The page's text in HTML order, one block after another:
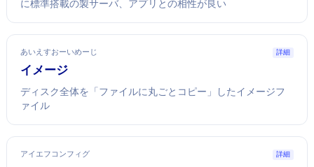
Windowsに標準搭載のMicrosoft製Webサーバ、.NETアプリとの相性が良い
あいえすおーいめーじ 詳細
ISOイメージ
ディスク全体を「1ファイルに丸ごとコピー」したイメージフ
ァイル
アイエフコンフィグ 詳細